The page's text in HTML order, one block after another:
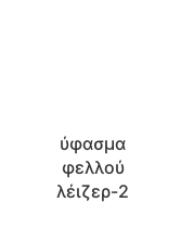
ύφασμα
φελλού
λέιζερ-2